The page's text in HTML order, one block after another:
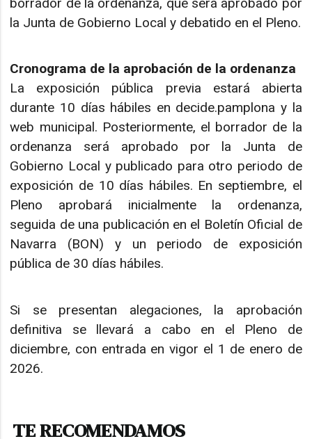
la Junta de Gobierno Local y debatido en el Pleno.
Cronograma de la aprobación de la ordenanza
La exposición pública previa estará abierta
durante 10 días hábiles en decide.pamplona y la
web municipal. Posteriormente, el borrador de la
ordenanza será aprobado por la Junta de
Gobierno Local y publicado para otro periodo de
exposición de 10 días hábiles. En septiembre, el
Pleno aprobará inicialmente la ordenanza,
seguida de una publicación en el Boletín Oficial de
Navarra (BON) y un periodo de exposición
pública de 30 días hábiles.
Si se presentan alegaciones, la aprobación
definitiva se llevará a cabo en el Pleno de
diciembre, con entrada en vigor el 1 de enero de
2026.
TE RECOMENDAMOS